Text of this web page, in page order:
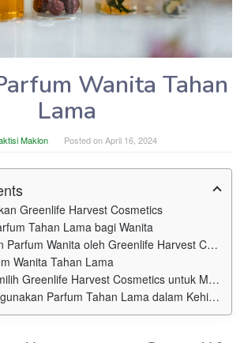
Wanita Tahan
Lama
Maklon Posted onApril 16, 2024
Greenlife Harvest Cosmetics
Tahan Lama bagi Wanita
Wanita oleh Greenlife Harvest Cosmetics
Wanita Tahan Lama
Harvest Cosmetics untuk Maklon Parfum Wanita?
Parfum Tahan Lama dalam Kehidupan Sehari-hari